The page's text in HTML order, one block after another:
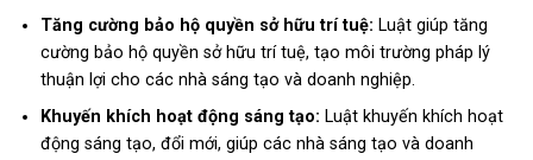
Tăng cường bảo hộ quyền sở hữu trí tuệ: Luật giúp tăng
cường bảo hộ quyền sở hữu trí tuệ, tạo môi trường pháp lý
thuận lợi cho các nhà sáng tạo và doanh nghiệp.
Khuyến khích hoạt động sáng tạo: Luật khuyến khích hoạt
động sáng tạo, đổi mới, giúp các nhà sáng tạo và doanh